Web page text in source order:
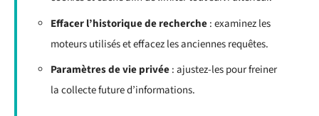
Effacer l’historique de recherche: examinez les
moteurs utilisés et effacez les anciennes requêtes.
Paramètres de vie privée: ajustez-les pour freiner
la collecte future d’informations.